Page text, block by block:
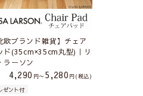
欧ブランド雑貨】チェア
ド(35cm×35cm丸型)｜リ
ラーソン
4,290 〜 5,280
税込
ゼント付